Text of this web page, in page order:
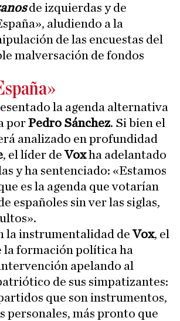
de izquierdas y de
aludiendo a la
de las encuestas del
malversación de fondos
la agenda alternativa
porPedro Sánchez. Si bien el
analizado en profundidad
, el líder deVoxha adelantado
y ha sentenciado: «Estamos
es la agenda que votarían
españoles sin ver las siglas,
la instrumentalidad deVox, el
la formación política ha
apelando al
de sus simpatizantes:
que son instrumentos,
personales, más pronto que